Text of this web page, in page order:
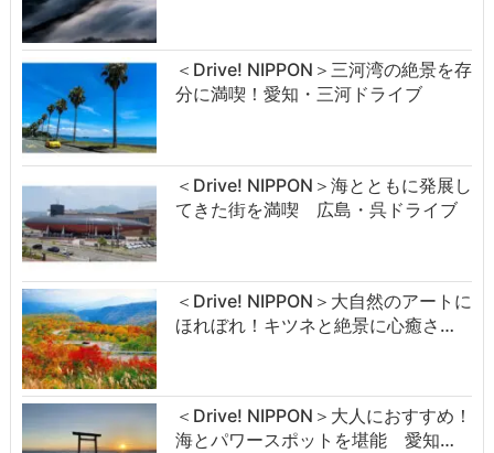
＜Drive! NIPPON＞三河湾の絶景を存
分に満喫！愛知・三河ドライブ
＜Drive! NIPPON＞海とともに発展し
てきた街を満喫 広島・呉ドライブ
＜Drive! NIPPON＞大自然のアートに
ほれぼれ！キツネと絶景に心癒さ…
＜Drive! NIPPON＞大人におすすめ！
海とパワースポットを堪能 愛知…